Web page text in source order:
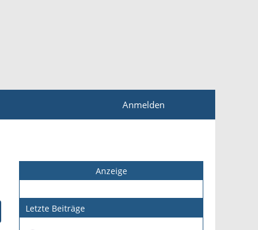
Anmelden
Anzeige
Letzte Beiträge